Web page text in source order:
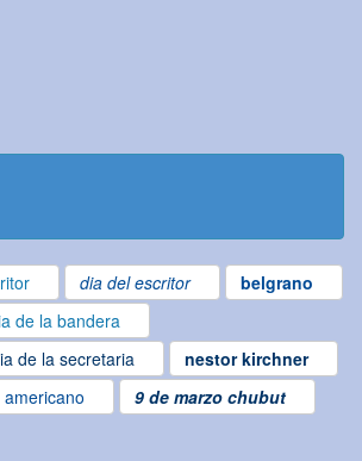
dia del escritor
belgrano
de la bandera
de la secretaria
nestor kirchner
9 de marzo chubut